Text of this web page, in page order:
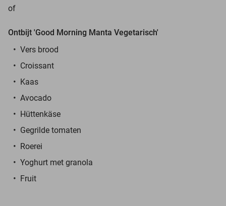
of
Ontbijt 'Good Morning Manta Vegetarisch'
Vers brood
Croissant
Kaas
Avocado
Hüttenkäse
Gegrilde tomaten
Roerei
Yoghurt met granola
Fruit